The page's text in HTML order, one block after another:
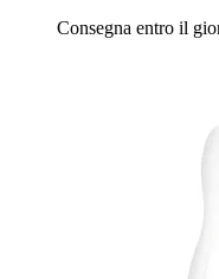
Consegna entro il